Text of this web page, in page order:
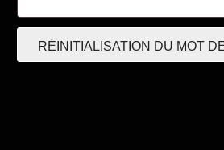
RÉINITIALISATION DU MOT